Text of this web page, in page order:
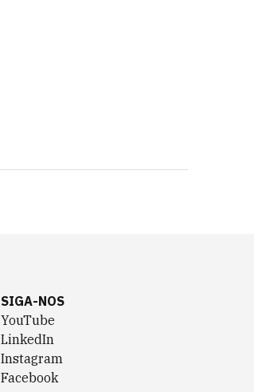
SIGA-NOS
YouTube
LinkedIn
Instagram
Facebook